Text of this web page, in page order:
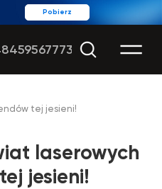
Pobierz
tej jesieni!
laserowych
jesieni!